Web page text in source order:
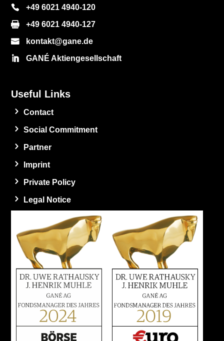
+49 6021 4940-120
+49 6021 4940-127
kontakt@gane.de
GANÉ Aktiengesellschaft
Useful Links
Contact
Social Commitment
Partner
Imprint
Private Policy
Legal Notice